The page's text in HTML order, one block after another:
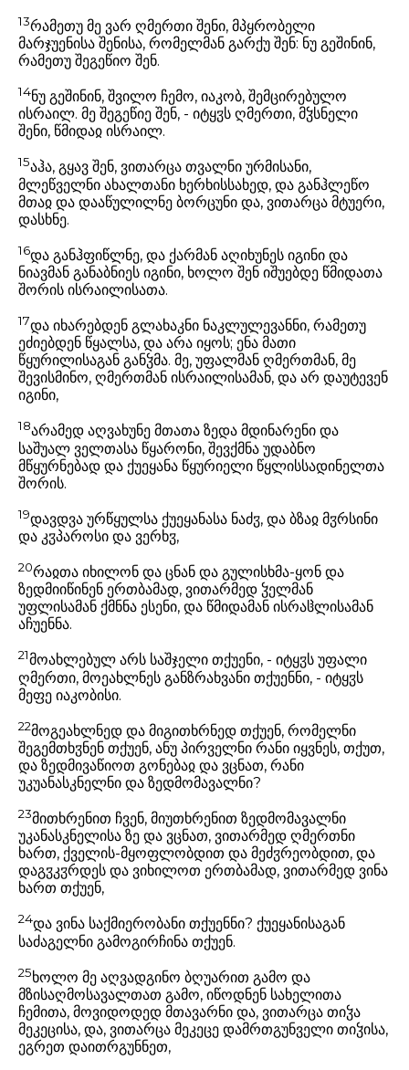
13რამეთუ მე ვარ ღმერთი შენი, მპყრობელი
მარჯუენისა შენისა, რომელმან გარქუ შენ: ნუ გეშინინ,
რამეთუ შეგეწიო შენ.
14ნუ გეშინინ, შვილო ჩემო, იაკობ, შემცირებულო
ისრაილ. მე შეგეწიე შენ, - იტყჳს ღმერთი, მჴსნელი
შენი, წმიდაჲ ისრაილ.
15აჰა, გყავ შენ, ვითარცა თვალნი ურმისანი,
მლეწველნი ახალთანი ხერხისსახედ, და განჰლეწო
მთაჲ და დააწულილნე ბორცუნი და, ვითარცა მტუერი,
დასხნე.
16და განჰფიწლნე, და ქარმან აღიხუნეს იგინი და
ნიავმან განაბნიეს იგინი, ხოლო შენ იშუებდე წმიდათა
შორის ისრაილისათა.
17და იხარებდენ გლახაკნი ნაკლულევანნი, რამეთუ
ეძიებდენ წყალსა, და არა იყოს; ენა მათი
წყურილისაგან განჴმა. მე, უფალმან ღმერთმან, მე
შევისმინო, ღმერთმან ისრაილისამან, და არ დაუტევენ
იგინი,
18არამედ აღვახუნე მთათა ზედა მდინარენი და
საშუალ ველთასა წყარონი, შევქმნა უდაბნო
მწყურნებად და ქუეყანა წყურიელი წყლისსადინელთა
შორის.
19დავდვა ურწყულსა ქუეყანასა ნაძჳ, და ბზაჲ მჳრსინი
და კჳპაროსი და ვერხჳ,
20რაჲთა იხილონ და ცნან და გულისხმა-ყონ და
ზედმიიწინენ ერთბამად, ვითარმედ ჴელმან
უფლისამან ქმნნა ესენი, და წმიდამან ისრაჱლისამან
აჩუენნა.
21მოახლებულ არს საშჯელი თქუენი, - იტყჳს უფალი
ღმერთი, მოეახლნეს განზრახვანი თქუენნი, - იტყჳს
მეფე იაკობისი.
22მოგეახლნედ და მიგითხრნედ თქუენ, რომელნი
შეგემთხჳნენ თქუენ, ანუ პირველნი რანი იყვნეს, თქუთ,
და ზედმივაწიოთ გონებაჲ და ვცნათ, რანი
უკუანასკნელნი და ზედმომავალნი?
23მითხრენით ჩვენ, მიუთხრენით ზედმომავალნი
უკანასკნელისა ზე და ვცნათ, ვითარმედ ღმერთნი
ხართ, ქველის-მყოფლობდით და მეძჳრეობდით, და
დაგჳკჳრდეს და ვიხილოთ ერთბამად, ვითარმედ ვინა
ხართ თქუენ,
24და ვინა საქმიერობანი თქუენნი? ქუეყანისაგან
საძაგელნი გამოგირჩინა თქუენ.
25ხოლო მე აღვადგინო ბღუარით გამო და
მზისაღმოსავალთათ გამო, იწოდნენ სახელითა
ჩემითა, მოვიდოდედ მთავარნი და, ვითარცა თიჴა
მეკეცისა, და, ვითარცა მეკეცე დამრთგუნველი თიჴისა,
ეგრეთ დაითრგუნნეთ,